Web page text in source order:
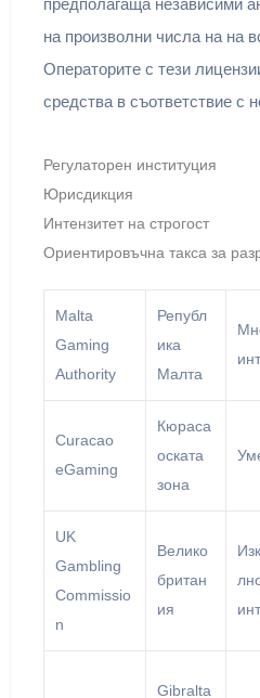
предполагаща независими
на произволни числа на на
Операторите с тези
средства в съответствие с
Регулаторен институция
Юрисдикция
Интензитет на строгост
Ориентировъчна такса за
Malta
Gaming
Authority
Републ
ика
Малта
Curacao
eGaming
Кюраса
оската
зона
UK
Gambling
Commissio
n
Велико
британ
ия
Gibralta